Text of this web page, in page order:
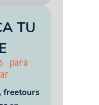
TU
para
freetours